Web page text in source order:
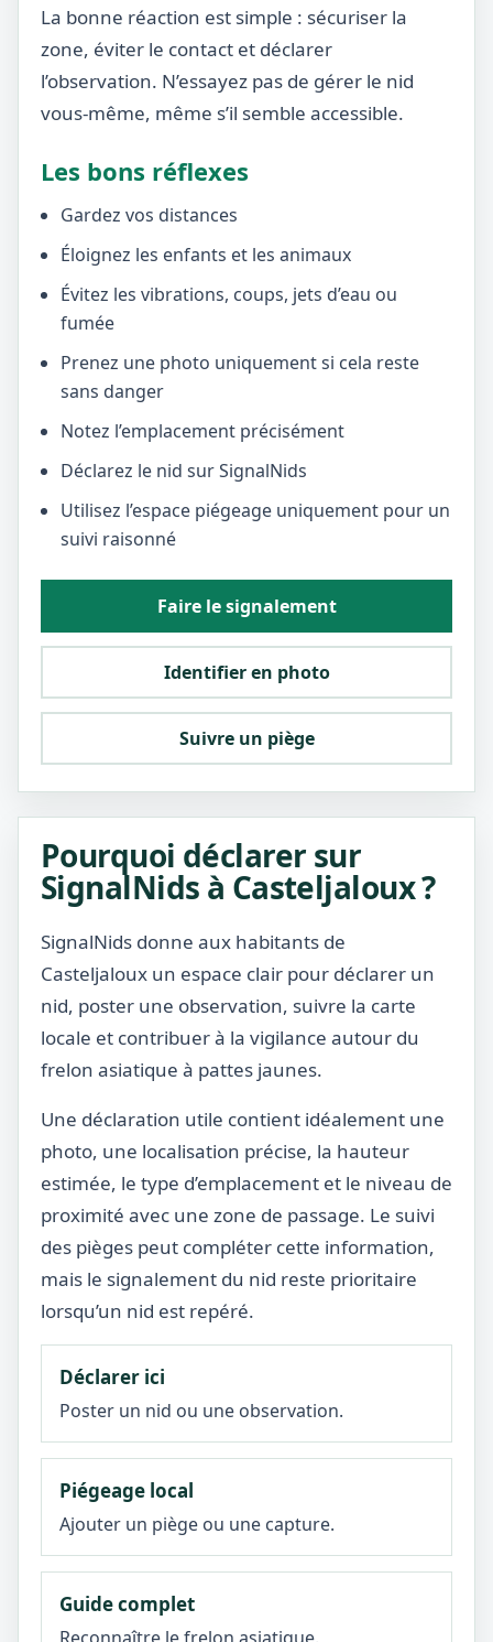
La bonne réaction est simple : sécuriser la
zone, éviter le contact et déclarer
l’observation. N’essayez pas de gérer le nid
vous-même, même s’il semble accessible.
Les bons réflexes
Gardez vos distances
Éloignez les enfants et les animaux
Évitez les vibrations, coups, jets d’eau ou
fumée
Prenez une photo uniquement si cela reste
sans danger
Notez l’emplacement précisément
Déclarez le nid sur SignalNids
Utilisez l’espace piégeage uniquement pour un
suivi raisonné
Faire le signalement
Identifier en photo
Suivre un piège
Pourquoi déclarer sur
SignalNids à Casteljaloux ?
SignalNids donne aux habitants de
Casteljaloux un espace clair pour déclarer un
nid, poster une observation, suivre la carte
locale et contribuer à la vigilance autour du
frelon asiatique à pattes jaunes.
Une déclaration utile contient idéalement une
photo, une localisation précise, la hauteur
estimée, le type d’emplacement et le niveau de
proximité avec une zone de passage. Le suivi
des pièges peut compléter cette information,
mais le signalement du nid reste prioritaire
lorsqu’un nid est repéré.
Déclarer ici
Poster un nid ou une observation.
Piégeage local
Ajouter un piège ou une capture.
Guide complet